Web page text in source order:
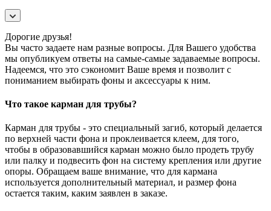
Дорогие друзья!
Вы часто задаете нам разные вопросы. Для Вашего удобства
мы опубликуем ответы на самые-самые задаваемые вопросы.
Надеемся, что это сэкономит Ваше время и позволит с
пониманием выбирать фоны и аксессуары к ним.
Что такое карман для трубы?
Карман для трубы - это специальный загиб, который делается
по верхней части фона и проклеивается клеем, для того,
чтобы в образовавшийся карман можно было продеть трубу
или палку и подвесить фон на систему крепления или другие
опоры. Обращаем ваше внимание, что для кармана
используется дополнительный материал, и размер фона
остается таким, каким заявлен в заказе.